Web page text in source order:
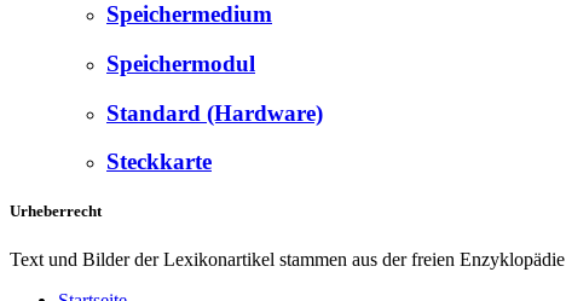
Speichermedium
Speichermodul
Standard (Hardware)
Steckkarte
Urheberrecht
Text und Bilder der Lexikonartikel stammen aus der freien Enzyklopädie